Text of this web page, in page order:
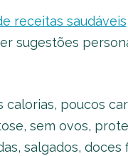
receitas saudáveis
sugestões
poucos
sem ovos,
salgados,